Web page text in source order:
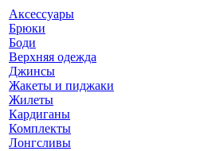
Аксессуары
Брюки
Боди
Верхняя одежда
Джинсы
Жакеты и пиджаки
Жилеты
Кардиганы
Комплекты
Лонгсливы